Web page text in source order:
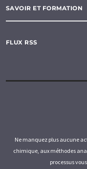
SAVOIR ET FORMATION
FLUX RSS
Ne manquez plus aucune
chimique, aux méthodes
processus